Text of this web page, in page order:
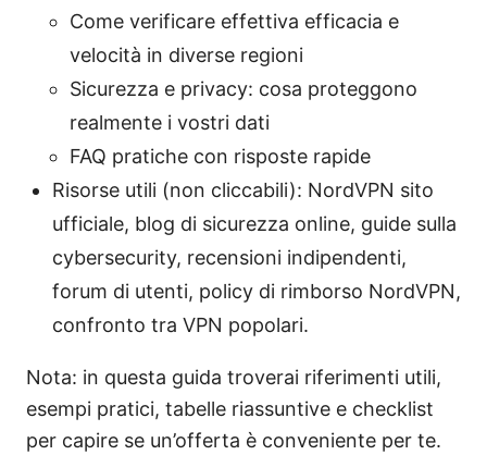
Come verificare effettiva efficacia e
velocità in diverse regioni
Sicurezza e privacy: cosa proteggono
realmente i vostri dati
FAQ pratiche con risposte rapide
Risorse utili (non cliccabili): NordVPN sito
ufficiale, blog di sicurezza online, guide sulla
cybersecurity, recensioni indipendenti,
forum di utenti, policy di rimborso NordVPN,
confronto tra VPN popolari.
Nota: in questa guida troverai riferimenti utili,
esempi pratici, tabelle riassuntive e checklist
per capire se un’offerta è conveniente per te.